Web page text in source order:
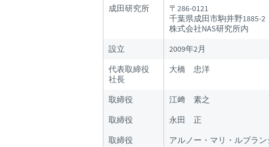
You
成田研究所
〒286-0121
千葉県成田市駒井野1885-2
株式会社NAS研究所内
設立
2009年2月
代表取締役
社長
大橋 忠洋
取締役
取締役
取締役
江﨑 素之
永田 正
アルノー・マリ・ルブラン